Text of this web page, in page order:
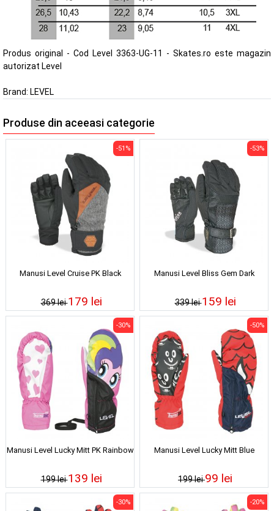
Produs original - Cod Level 3363-UG-11 - Skates.ro este magazin
autorizat Level
Brand: LEVEL
Produse din aceeasi categorie
Manusi Level Cruise PK Black
369 lei
-51%
179 lei
Manusi Level Bliss Gem Dark
339 lei
-53%
159 lei
Manusi Level Lucky Mitt PK Rainbow
199 lei
-30%
139 lei
Manusi Level Lucky Mitt Blue
199 lei
-50%
99 lei
-30% -20%